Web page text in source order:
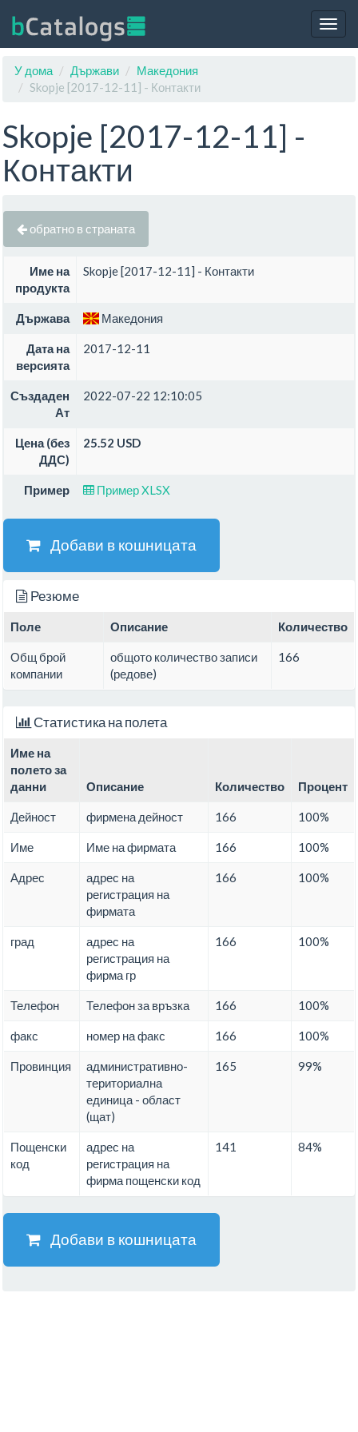
У дома
Държави
Македония
Skopje [2017-12-11] - Контакти
Skopje [2017-12-11] -
Контакти
обратно в страната
Име на
продукта
Skopje [2017-12-11] - Контакти
Държава Македония
Дата на
версията
2017-12-11
Създаден
Ат
2022-07-22 12:10:05
Цена (без
ДДС)
25.52 USD
Пример Пример XLSX
Добави в кошницата
Резюме
Поле Описание Количество
Общ брой
компании
общото количество записи
(редове)
166
Статистика на полета
Име на
полето за
данни
Описание Количество Процент
Дейност фирмена дейност 166 100%
Име Име на фирмата 166 100%
Адрес
адрес на
регистрация на
фирмата
166 100%
град
адрес на
регистрация на
фирма гр
166 100%
Телефон Телефон за връзка 166 100%
факс номер на факс 166 100%
Провинция
административно-
териториална
единица - област
(щат)
165 99%
Пощенски
код
адрес на
регистрация на
фирма пощенски код
141 84%
Добави в кошницата